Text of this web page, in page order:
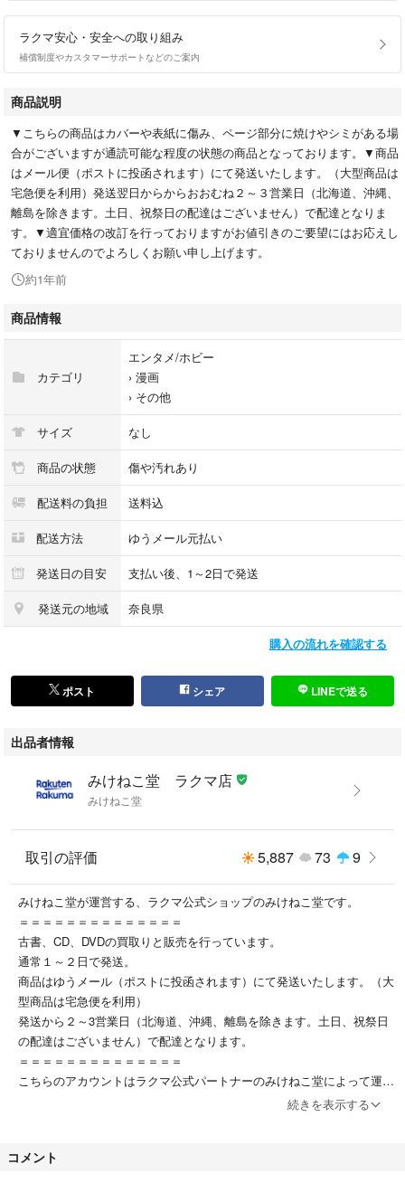
ラクマ安心・安全への取り組み
補償制度やカスタマーサポートなどのご案内
商品説明
▼こちらの商品はカバーや表紙に傷み、ページ部分に焼けやシミがある場
合がございますが通読可能な程度の状態の商品となっております。▼商品
はメール便（ポストに投函されます）にて発送いたします。（大型商品は
宅急便を利用）発送翌日からからおおむね２～３営業日（北海道、沖縄、
離島を除きます。土日、祝祭日の配達はございません）で配達となりま
す。▼適宜価格の改訂を行っておりますがお値引きのご要望にはお応えし
ておりませんのでよろしくお願い申し上げます。
約1年前
商品情報
カテゴリ
エンタメ/ホビー
› 漫画
› その他
サイズ なし
商品の状態 傷や汚れあり
配送料の負担 送料込
配送方法 ゆうメール元払い
発送日の目安 支払い後、1～2日で発送
発送元の地域 奈良県
購入の流れを確認する
ポスト シェア LINEで送る
出品者情報
みけねこ堂 ラクマ店
みけねこ堂
取引の評価 5,887 73 9
みけねこ堂が運営する、ラクマ公式ショップのみけねこ堂です。
＝＝＝＝＝＝＝＝＝＝＝＝＝＝
古書、CD、DVDの買取りと販売を行っています。
通常１～２日で発送。
商品はゆうメール（ポストに投函されます）にて発送いたします。（大
型商品は宅急便を利用）
発送から２～3営業日（北海道、沖縄、離島を除きます。土日、祝祭日
の配達はございません）で配達となります。
＝＝＝＝＝＝＝＝＝＝＝＝＝＝
こちらのアカウントはラクマ公式パートナーのみけねこ堂によって運営
▼返品特約
続きを表示する
コメント